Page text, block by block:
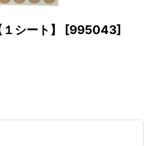
シート】 [995043]